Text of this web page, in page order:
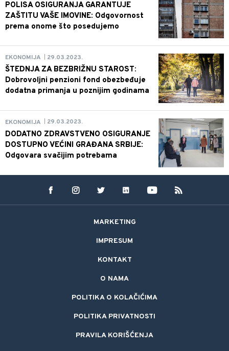
POLISA OSIGURANJA GARANTUJE
ZAŠTITU VAŠE IMOVINE: Odgovornost
prema onome što posedujemo
EKONOMIJA 29.03.2023.
ŠTEDNJA ZA BEZBRIŽNU STAROST:
Dobrovoljni penzioni fond obezbeđuje
dodatna primanja u poznijim godinama
EKONOMIJA 29.03.2023.
DODATNO ZDRAVSTVENO OSIGURANJE
DOSTUPNO VEĆINI GRAĐANA SRBIJE:
Odgovara svačijim potrebama
MARKETING
IMPRESUM
KONTAKT
O NAMA
POLITIKA O KOLAČIĆIMA
POLITIKA PRIVATNOSTI
PRAVILA KORIŠĆENJA